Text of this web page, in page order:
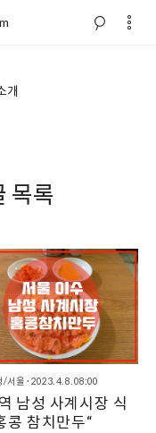
개
목록
/서울 · 2023. 4. 8. 08:00
남성 사계시장 식
콩 참치만두“